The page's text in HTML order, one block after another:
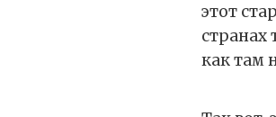
этот
странах
как там